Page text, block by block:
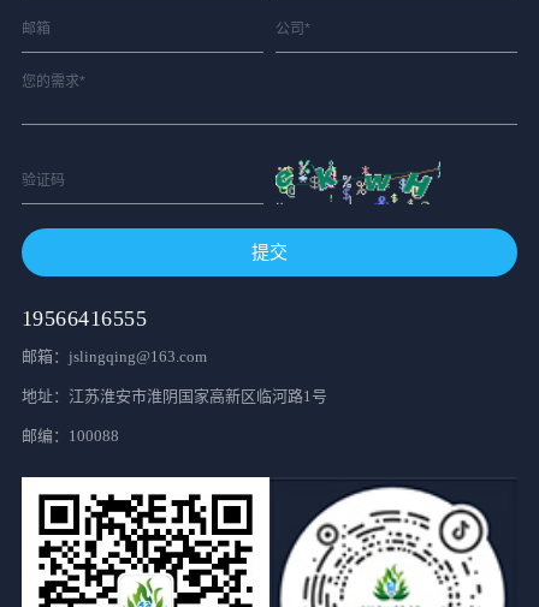
提交
19566416555
邮箱：jslingqing@163.com
地址：江苏淮安市淮阴国家高新区临河路1号
邮编：100088